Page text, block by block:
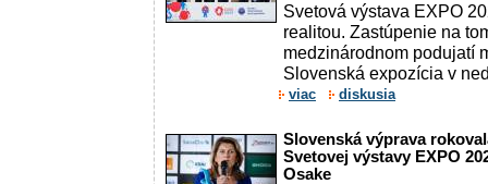
Svetová výstava EXPO
realitou. Zastúpenie na
medzinárodnom podujatí
Slovenská expozícia v
viac diskusia
Slovenská výprava
Svetovej výstavy EXPO
Osake